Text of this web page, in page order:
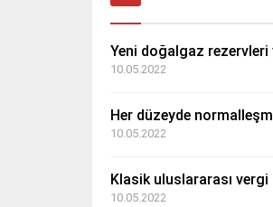
Yeni doğalgaz
10.05.2022
Her düzeyde
10.05.2022
Klasik uluslararası
10.05.2022